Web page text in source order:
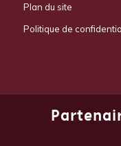
Plan du site
Politique de